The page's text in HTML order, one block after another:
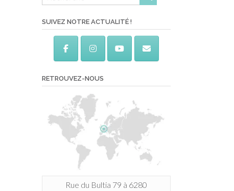
SUIVEZ NOTRE ACTUALITÉ !
RETROUVEZ-NOUS
Rue du Bultia 79 à 6280